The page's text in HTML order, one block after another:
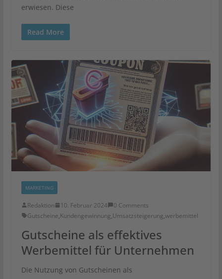
erwiesen. Diese
Read More
MARKETING
Redaktion 10. Februar 2024
0 Comments
Gutscheine,Kundengewinnung,Umsatzsteigerung,werbemittel
Gutscheine als effektives
Werbemittel für Unternehmen
Die Nutzung von Gutscheinen als